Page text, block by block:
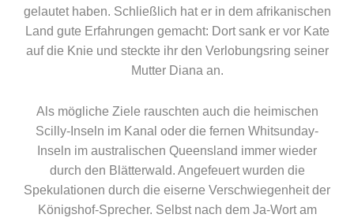
gelautet haben. Schließlich hat er in dem afrikanischen
Land gute Erfahrungen gemacht: Dort sank er vor Kate
auf die Knie und steckte ihr den Verlobungsring seiner
Mutter Diana an.
Als mögliche Ziele rauschten auch die heimischen
Scilly-Inseln im Kanal oder die fernen Whitsunday-
Inseln im australischen Queensland immer wieder
durch den Blätterwald. Angefeuert wurden die
Spekulationen durch die eiserne Verschwiegenheit der
Königshof-Sprecher. Selbst nach dem Ja-Wort am